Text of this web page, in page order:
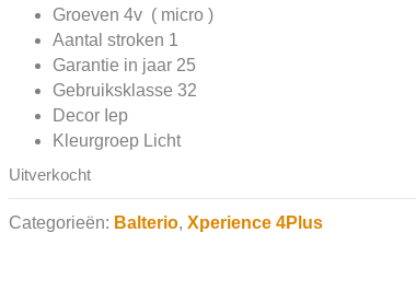
Groeven 4v ( micro )
Aantal stroken 1
Garantie in jaar 25
Gebruiksklasse 32
Decor Iep
Kleurgroep Licht
Uitverkocht
Categorieën: Balterio,Xperience 4Plus